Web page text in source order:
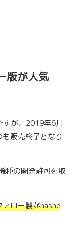
版が人気
すが、2019年6月
販売終了となり
種の開発許可を取
ァロー製がnasne